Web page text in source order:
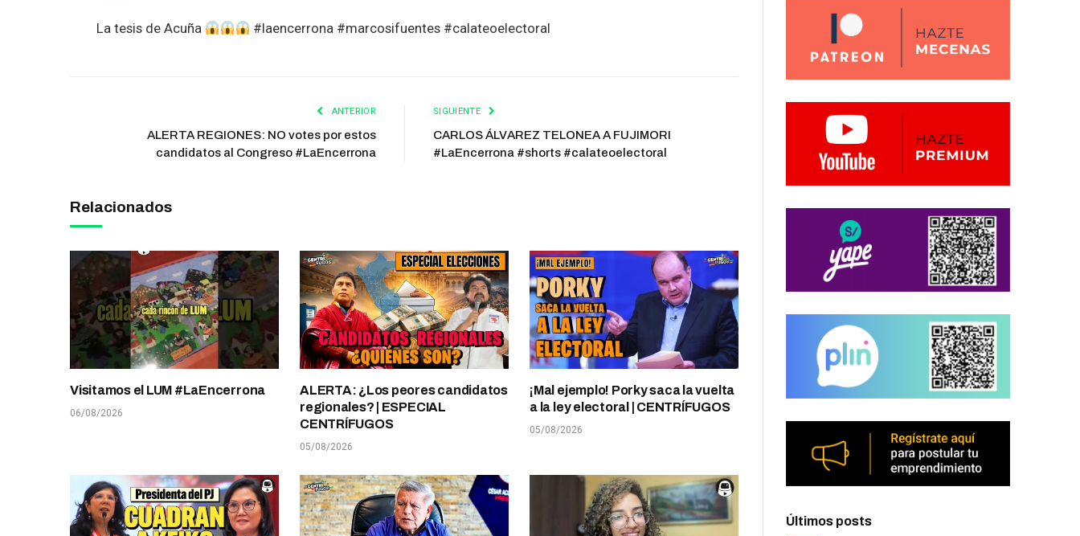
La tesis de Acuña #laencerrona #marcosifuentes #calateoelectoral
ANTERIOR
ALERTA REGIONES: NO votes por estos
candidatos al Congreso #LaEncerrona
SIGUIENTE
CARLOS ÁLVAREZ TELONEA A FUJIMORI
#LaEncerrona #shorts #calateoelectoral
Relacionados
Visitamos el LUM #LaEncerrona
06/08/2026
ALERTA: ¿Los peores candidatos
regionales? | ESPECIAL
CENTRÍFUGOS
05/08/2026
¡Mal ejemplo! Porky saca la vuelta
a la ley electoral | CENTRÍFUGOS
05/08/2026
Últimos posts